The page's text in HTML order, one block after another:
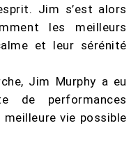
Jim s’est alors
les meilleurs
et leur sérénité
Jim Murphy a eu
de performances
vie possible